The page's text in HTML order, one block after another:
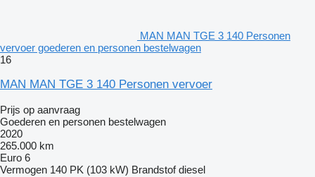
MAN MAN TGE 3 140 Personen
vervoer goederen en personen bestelwagen
16
MAN MAN TGE 3 140 Personen vervoer
Prijs op aanvraag
Goederen en personen bestelwagen
2020
265.000 km
Euro 6
Vermogen 140 PK (103 kW) Brandstof diesel